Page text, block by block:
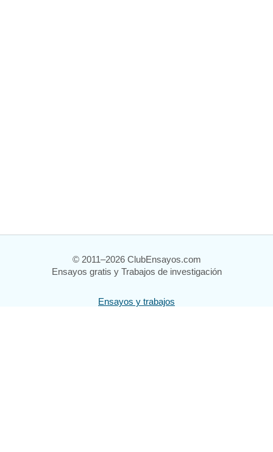
© 2011–2026 ClubEnsayos.com
Ensayos gratis y Trabajos de investigación
Ensayos y trabajos